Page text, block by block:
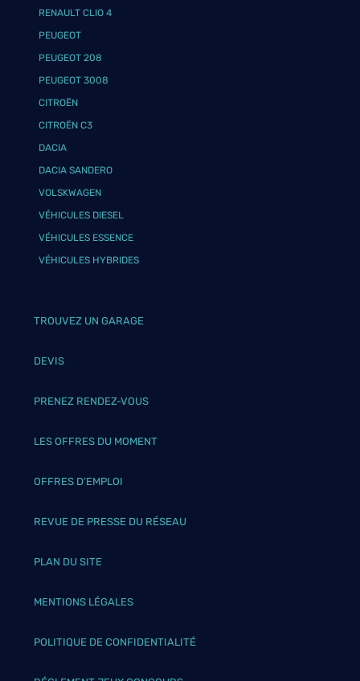
RENAULT CLIO 4
PEUGEOT
PEUGEOT 208
PEUGEOT 3008
CITROËN
CITROËN C3
DACIA
DACIA SANDERO
VOLSKWAGEN
VÉHICULES DIESEL
VÉHICULES ESSENCE
VÉHICULES HYBRIDES
TROUVEZ UN GARAGE
DEVIS
PRENEZ RENDEZ-VOUS
LES OFFRES DU MOMENT
OFFRES D’EMPLOI
REVUE DE PRESSE DU RÉSEAU
PLAN DU SITE
MENTIONS LÉGALES
POLITIQUE DE CONFIDENTIALITÉ